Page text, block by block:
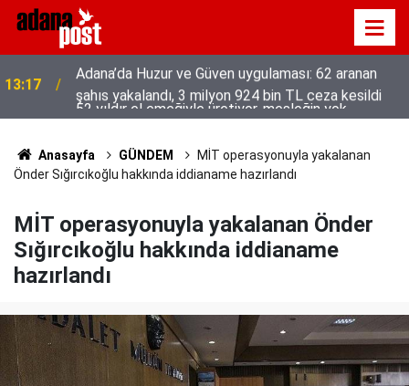
13:01
52 yıldır el emeğiyle üretiyor, mesleğin yok
olmamasına karşı direniyor
Anasayfa GÜNDEM
MİT operasyonuyla yakalanan
Önder Sığırcıkoğlu hakkında iddianame hazırlandı
MİT operasyonuyla yakalanan Önder
Sığırcıkoğlu hakkında iddianame
hazırlandı